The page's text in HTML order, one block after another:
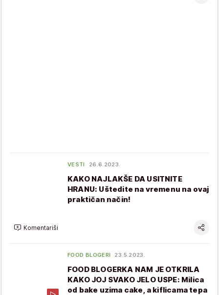
VESTI 26.6.2023.
KAKO NAJLAKŠE DA USITNITE
HRANU: Uštedite na vremenu na ovaj
praktičan način!
Komentariši
FOOD BLOGERI 23.5.2023.
FOOD BLOGERKA NAM JE OTKRILA
KAKO JOJ SVAKO JELO USPE: Milica
od bake uzima cake, a kiflicama tepa